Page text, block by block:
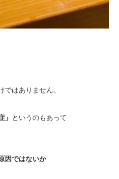
ではありません。
」 というのもあって
因ではないか